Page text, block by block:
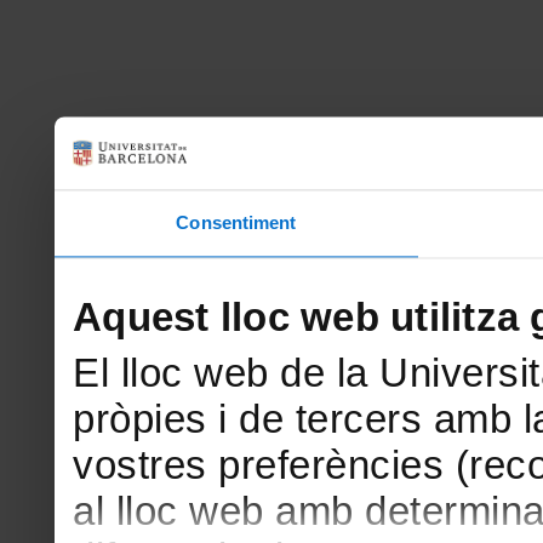
Consentiment
Aquest lloc web utilitza
El lloc web de la
pròpies i de tercers amb
vostres preferències
al lloc web amb